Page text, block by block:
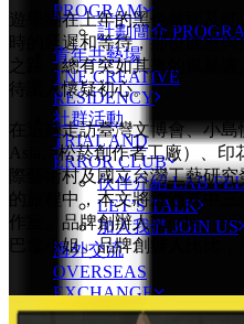
PROGRAM
計劃簡介
青年共藝場
TNE CREATIVE
RESIDENCY
社群活動
TRIAL AND
ERROR CLUB
伙伴介紹 LAB
LET’S TALK
加入我們 JOIN US
海外交流
OVERSEAS
EXCHANGE
歷年交流 TOUR
遊學團在上年的黑色暴雨及
時的延遲和等待，那份疲憊
之路，總有突如其來的風暴
待讓人懷疑初心。
在這趟走訪臺灣文博會、小
Asia、松菸創作者工廠）、
際藝術村及國立台灣工藝研
的旅程中，本文將透過其中三
作室」品牌創辦人Nicole 、
巴拿小姐」品牌創辦人比比